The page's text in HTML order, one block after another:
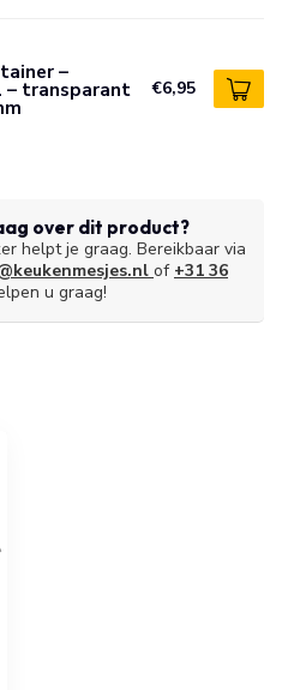
–
– transparant €6,95
over dit product?
helpt je graag. Bereikbaar via
of +31 36
u graag!